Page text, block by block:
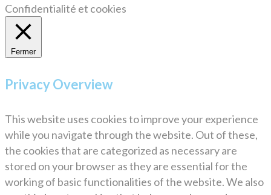
Confidentialité et cookies
Fermer
Privacy Overview
This website uses cookies to improve your experience
while you navigate through the website. Out of these,
the cookies that are categorized as necessary are
stored on your browser as they are essential for the
working of basic functionalities of the website. We also